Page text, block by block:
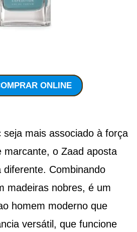
ONLINE
seja mais associado à força
marcante, o Zaad aposta
Combinando
madeiras nobres, é um
homem moderno que
versátil, que funcione